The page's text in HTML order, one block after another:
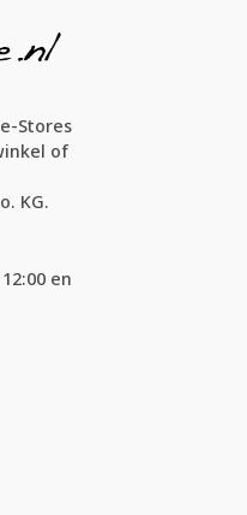
Stores
of
KG.
en